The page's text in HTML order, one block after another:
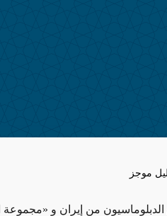
موجز
من إيران و «مجموعة